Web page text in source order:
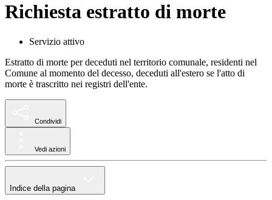
Richiesta estratto di morte
Servizio attivo
Estratto di morte per deceduti nel territorio comunale, residenti nel
Comune al momento del decesso, deceduti all'estero se l'atto di
morte è trascritto nei registri dell'ente.
Condividi
Vedi azioni
Indice della pagina